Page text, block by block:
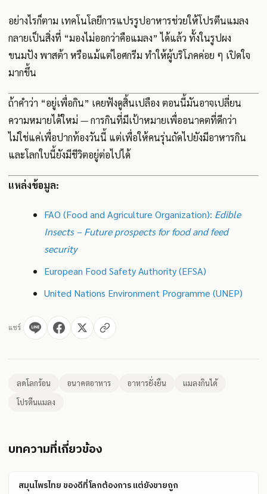
อย่างไรก็ตาม เทคโนโลยีการแปรรูปอาหารช่วยให้โปรตีนแมลง
กลายเป็นสิ่งที่ “มองไม่ออกว่าคือแมลง” ได้แล้ว ทั้งในรูปผง
ขนมปัง พาสต้า หรือแม้แต่ไอศกรีม ทำให้ผู้บริโภคค่อย ๆ เปิดใจ
มากขึ้น
ถ้าคำว่า “อยู่เพื่อกิน” เคยฟังดูสิ้นเปลือง ตอนนี้มันอาจเปลี่ยน
ความหมายได้ใหม่ — การกินที่มีเป้าหมายเพื่ออนาคตที่ดีกว่า
ไม่ใช่แค่เพื่อปากท้องวันนี้ แต่เพื่อให้คนรุ่นถัดไปยังมีอาหารกิน
และโลกใบนี้ยังมีชีวิตอยู่ต่อไปได้
แหล่งข้อมูล:
FAO (Food and Agriculture Organization): Edible
Insects – Future prospects for food and feed
security
European Food Safety Authority (EFSA)
United Nations Environment Programme (UNEP)
แชร์
ลดโลกร้อน อนาคตอาหาร อาหารยั่งยืน
แมลงกินได้
โปรตีนแมลง
บทความที่เกี่ยวข้อง
สมุนไพรไทย ของดีที่โลกต้องการ แต่ยังขายถูก